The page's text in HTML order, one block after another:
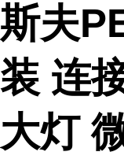
斯夫
装 连
大灯